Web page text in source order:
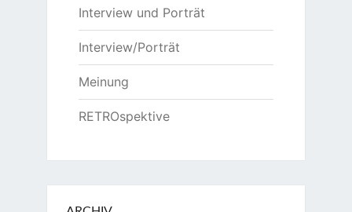
Interview und Porträt
Interview/Porträt
Meinung
RETROspektive